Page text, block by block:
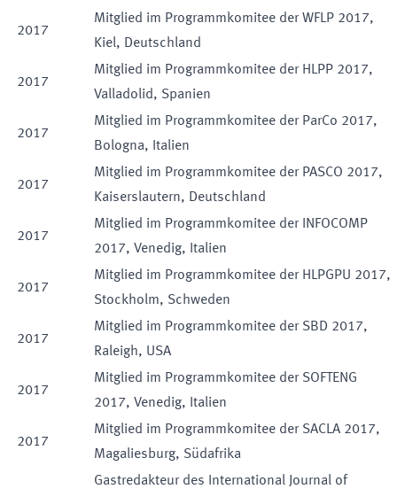
2017
Mitglied im Programmkomitee der WFLP 2017,
Kiel, Deutschland
2017
Mitglied im Programmkomitee der HLPP 2017,
Valladolid, Spanien
2017
Mitglied im Programmkomitee der ParCo 2017,
Bologna, Italien
2017
Mitglied im Programmkomitee der PASCO 2017,
Kaiserslautern, Deutschland
2017
Mitglied im Programmkomitee der INFOCOMP
2017, Venedig, Italien
2017
Mitglied im Programmkomitee der HLPGPU 2017,
Stockholm, Schweden
2017
Mitglied im Programmkomitee der SBD 2017,
Raleigh, USA
2017
Mitglied im Programmkomitee der SOFTENG
2017, Venedig, Italien
2017
Mitglied im Programmkomitee der SACLA 2017,
Magaliesburg, Südafrika
Gastredakteur des International Journal of